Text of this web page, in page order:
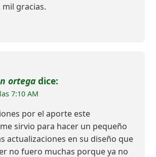
gracias.
ortega dice:
7:10 AM
por el aporte este
sirvio para hacer un pequeño
actualizaciones en su diseño que
no fuero muchas porque ya no